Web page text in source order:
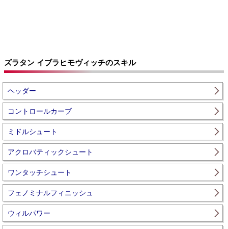
ズラタン イブラヒモヴィッチのスキル
ヘッダー
コントロールカーブ
ミドルシュート
アクロバティックシュート
ワンタッチシュート
フェノミナルフィニッシュ
ウィルパワー